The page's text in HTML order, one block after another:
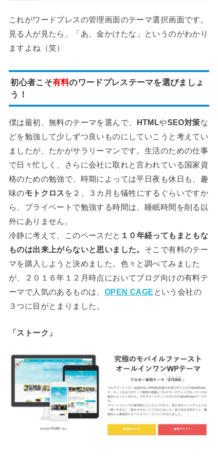
これがワードプレスの管理画面のテーマ選択画面です。
見る人が見たら、「あ、金かけたな」というのがわかり
ますよね（笑）
初心者こそ有料のワードプレステーマを選びましょ
う！
僕は最初、無料のテーマを選んで、 HTMLやSEO対策な
どを勉強して少しずつ良いものにしていこうと考えてい
ましたが、たかがサラリーマンです。生活のための仕事
で日々忙しく、さらに会社に取れと言われている国家資
格のための勉強で、時期によっては平日夜も休日も、趣
味のモトクロス を２、３カ月も犠牲にするぐらいですか
ら、プライベートで勉強する時間は、睡眠時間を削る以
外にありません。
冷静に考えて、このペースだと １０年経ってもまともな
ものは出来上がらないと思いました。 そこで有料のテー
マを購入しようと決めました。色々と調べてみました
が、２０１６年１２月時点においてブログ向けの有料テ
ーマで人気のあるものは、 OPEN CAGE という会社の
３つに目がとまりました。
「ストーク」